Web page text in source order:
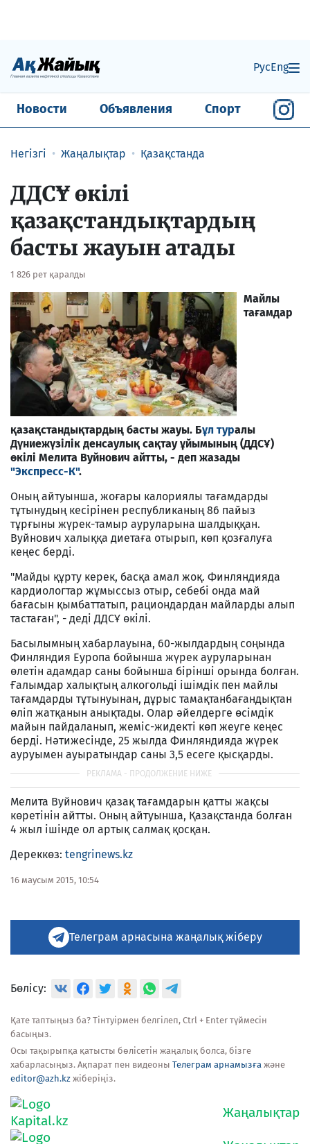
РусEng
Новости Объявления Спорт
Негізгі Жаңалықтар Қазақстанда
ДДСҰ өкілі
қазақстандықтардың
басты жауын атады
1 826 рет қаралды
Майлы
тағамдар
қазақстандықтардың басты жауы. Бұл туралы
Дүниежүзілік денсаулық сақтау ұйымының (ДДСҰ)
өкілі Мелита Вуйнович айтты, - деп жазады
"Экспресс-К".
Оның айтуынша, жоғары калориялы тағамдарды
тұтынудың кесірінен республиканың 86 пайыз
тұрғыны жүрек-тамыр ауруларына шалдыққан.
Вуйнович халыққа диетаға отырып, көп қозғалуға
кеңес берді.
"Майды құрту керек, басқа амал жоқ. Финляндияда
кардиологтар жұмыссыз отыр, себебі онда май
бағасын қымбаттатып, рациондардан майларды алып
тастаған", - деді ДДСҰ өкілі.
Басылымның хабарлауына, 60-жылдардың соңында
Финляндия Еуропа бойынша жүрек ауруларынан
өлетін адамдар саны бойынша бірінші орында болған.
Ғалымдар халықтың алкогольді ішімдік пен майлы
тағамдарды тұтынуынан, дұрыс тамақтанбағандықтан
өліп жатқанын анықтады. Олар әйелдерге өсімдік
майын пайдаланып, жеміс-жидекті көп жеуге кеңес
берді. Нәтижесінде, 25 жылда Финляндияда жүрек
ауруымен ауыратындар саны 3,5 есеге қысқарды.
Мелита Вуйнович қазақ тағамдарын қатты жақсы
көретінін айтты. Оның айтуынша, Қазақстанда болған
4 жыл ішінде ол артық салмақ қосқан.
Дереккөз: tengrinews.kz
16 маусым 2015, 10:54
Телеграм арнасына жаңалық жіберу
Бөлісу:
Қате таптыңыз ба? Тінтуірмен белгілеп, Ctrl + Enter түймесін
басыңыз.
Осы тақырыпқа қатысты бөлісетін жаңалық болса, бізге
хабарласыңыз. Ақпарат пен видеоны Телеграм арнамызға және
editor@azh.kz жіберіңіз.